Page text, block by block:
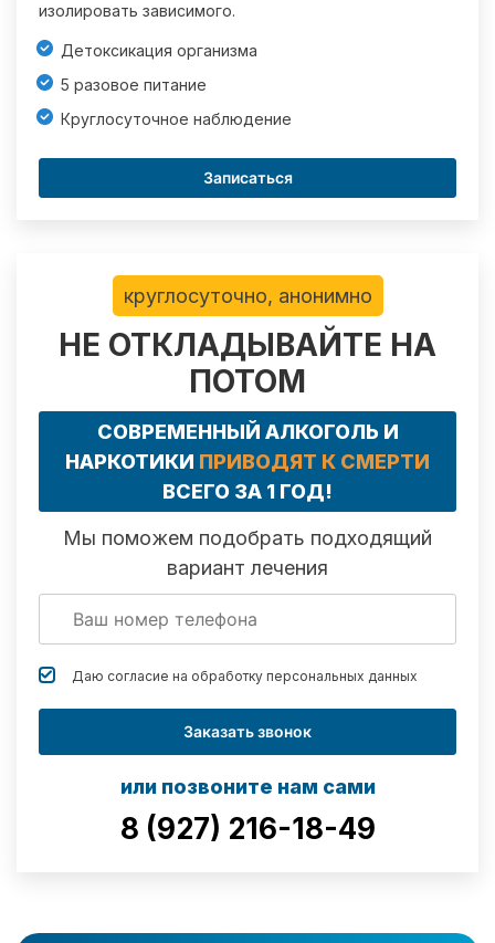
изолировать зависимого.
Детоксикация организма
5 разовое питание
Круглосуточное наблюдение
Записаться
круглосуточно, анонимно
НЕ ОТКЛАДЫВАЙТЕ НА
ПОТОМ
СОВРЕМЕННЫЙ АЛКОГОЛЬ И
НАРКОТИКИ ПРИВОДЯТ К СМЕРТИ
ВСЕГО ЗА 1 ГОД!
Мы поможем подобрать подходящий
вариант лечения
Даю согласие на обработку персональных данных
Заказать звонок
или позвоните нам сами
8 (927) 216-18-49